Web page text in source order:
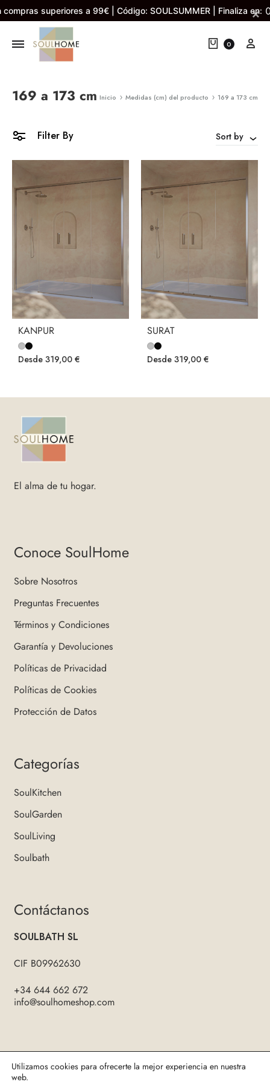
superiores a 99€ | Código: SOULSUMMER | Finaliza en:
×
Cart
0
169 a 173 cm Inicio Medidas (cm) del producto 169 a 173 cm
Filter By Sort by
KANPUR
Desde 319,00 €
SURAT
Desde 319,00 €
El alma de tu hogar.
Conoce SoulHome
Sobre Nosotros
Preguntas Frecuentes
Términos y Condiciones
Garantía y Devoluciones
Políticas de Privacidad
Políticas de Cookies
Protección de Datos
Categorías
SoulKitchen
SoulGarden
SoulLiving
Soulbath
Contáctanos
SOULBATH SL
CIF B09962630
+34 644 662 672
info@soulhomeshop.com
Utilizamos cookies para ofrecerte la mejor experiencia en nuestra
web.